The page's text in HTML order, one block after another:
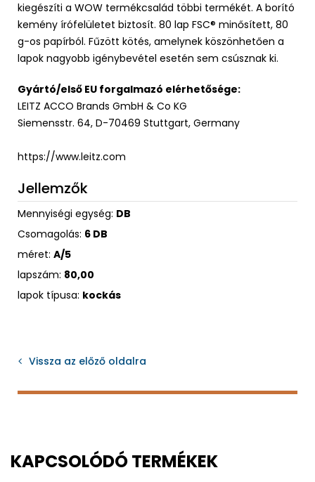
kiegészíti a WOW termékcsalád többi termékét. A borító
kemény írófelületet biztosít. 80 lap FSC® minősített, 80
g-os papírból. Fűzött kötés, amelynek köszönhetően a
lapok nagyobb igénybevétel esetén sem csúsznak ki.
Gyártó/első EU forgalmazó elérhetősége:
LEITZ ACCO Brands GmbH & Co KG
Siemensstr. 64, D-70469 Stuttgart, Germany
https://www.leitz.com
Jellemzők
Mennyiségi egység: DB
Csomagolás: 6 DB
méret: A/5
lapszám: 80,00
lapok típusa: kockás
Vissza az előző oldalra
KAPCSOLÓDÓ TERMÉKEK